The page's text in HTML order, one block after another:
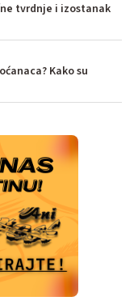
tvrdnje i izostanak
Kako su